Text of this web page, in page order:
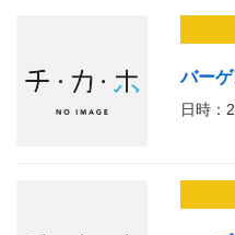
バー
日時：